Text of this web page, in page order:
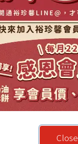
Close